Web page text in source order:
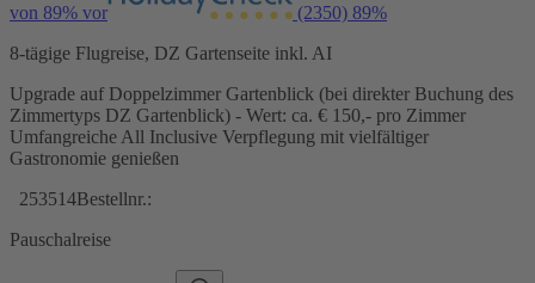
von 89% vor (2350) 89%
8-tägige Flugreise, DZ Gartenseite inkl. AI
Upgrade auf Doppelzimmer Gartenblick (bei direkter Buchung des
Zimmertyps DZ Gartenblick) - Wert: ca. € 150,- pro Zimmer
Umfangreiche All Inclusive Verpflegung mit vielfältiger
Gastronomie genießen
253514Bestellnr.:
Pauschalreise